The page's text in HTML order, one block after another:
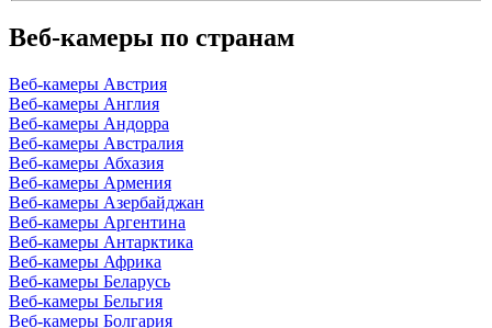
Веб-камеры по странам
Веб-камеры Австрия
Веб-камеры Англия
Веб-камеры Андорра
Веб-камеры Австралия
Веб-камеры Абхазия
Веб-камеры Армения
Веб-камеры Азербайджан
Веб-камеры Аргентина
Веб-камеры Антарктика
Веб-камеры Африка
Веб-камеры Беларусь
Веб-камеры Бельгия
Веб-камеры Болгария